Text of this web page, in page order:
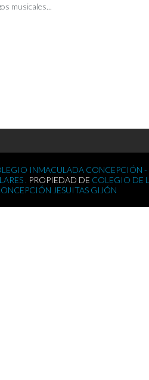
musicales...
INMACULADA CONCEPCIÓN -
. PROPIEDAD DE COLEGIO DE
JESUITAS GIJÓN